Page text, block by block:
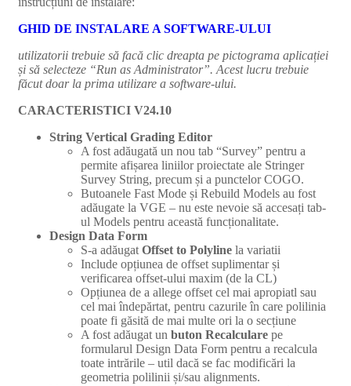
GHID DE INSTALARE A SOFTWARE-ULUI
utilizatorii trebuie să facă clic dreapta pe pictograma aplicației
și să selecteze “Run as Administrator”. Acest lucru trebuie
făcut doar la prima utilizare a software-ului.
CARACTERISTICI V24.10
String Vertical Grading Editor
A fost adăugată un nou tab “Survey” pentru a
permite afișarea liniilor proiectate ale Stringer
Survey String, precum și a punctelor COGO.
Butoanele Fast Mode și Rebuild Models au fost
adăugate la VGE – nu este nevoie să accesați tab-
ul Models pentru această funcționalitate.
Design Data Form
S-a adăugat Offset to Polyline la variatii
Include opțiunea de offset suplimentar și
verificarea offset-ului maxim (de la CL)
Opțiunea de a allege offset cel mai apropiatl sau
cel mai îndepărtat, pentru cazurile în care polilinia
poate fi găsită de mai multe ori la o secțiune
A fost adăugat un buton Recalculare pe
formularul Design Data Form pentru a recalcula
toate intrările – util dacă se fac modificări la
geometria polilinii și/sau alignments.